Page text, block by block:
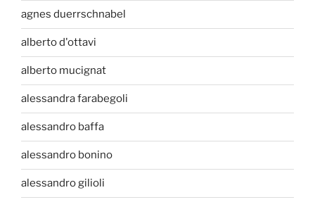
agnes duerrschnabel
alberto d'ottavi
alberto mucignat
alessandra farabegoli
alessandro baffa
alessandro bonino
alessandro gilioli